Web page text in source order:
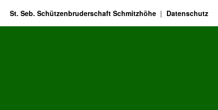
St. Seb. Schützenbruderschaft Schmitzhöhe Datenschutz